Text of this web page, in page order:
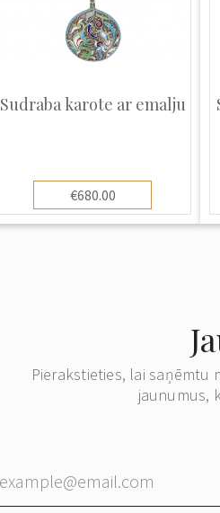
Sudraba karote ar emalju
€680.00
Pierakstieties, lai saņēmtu
jaunumus,